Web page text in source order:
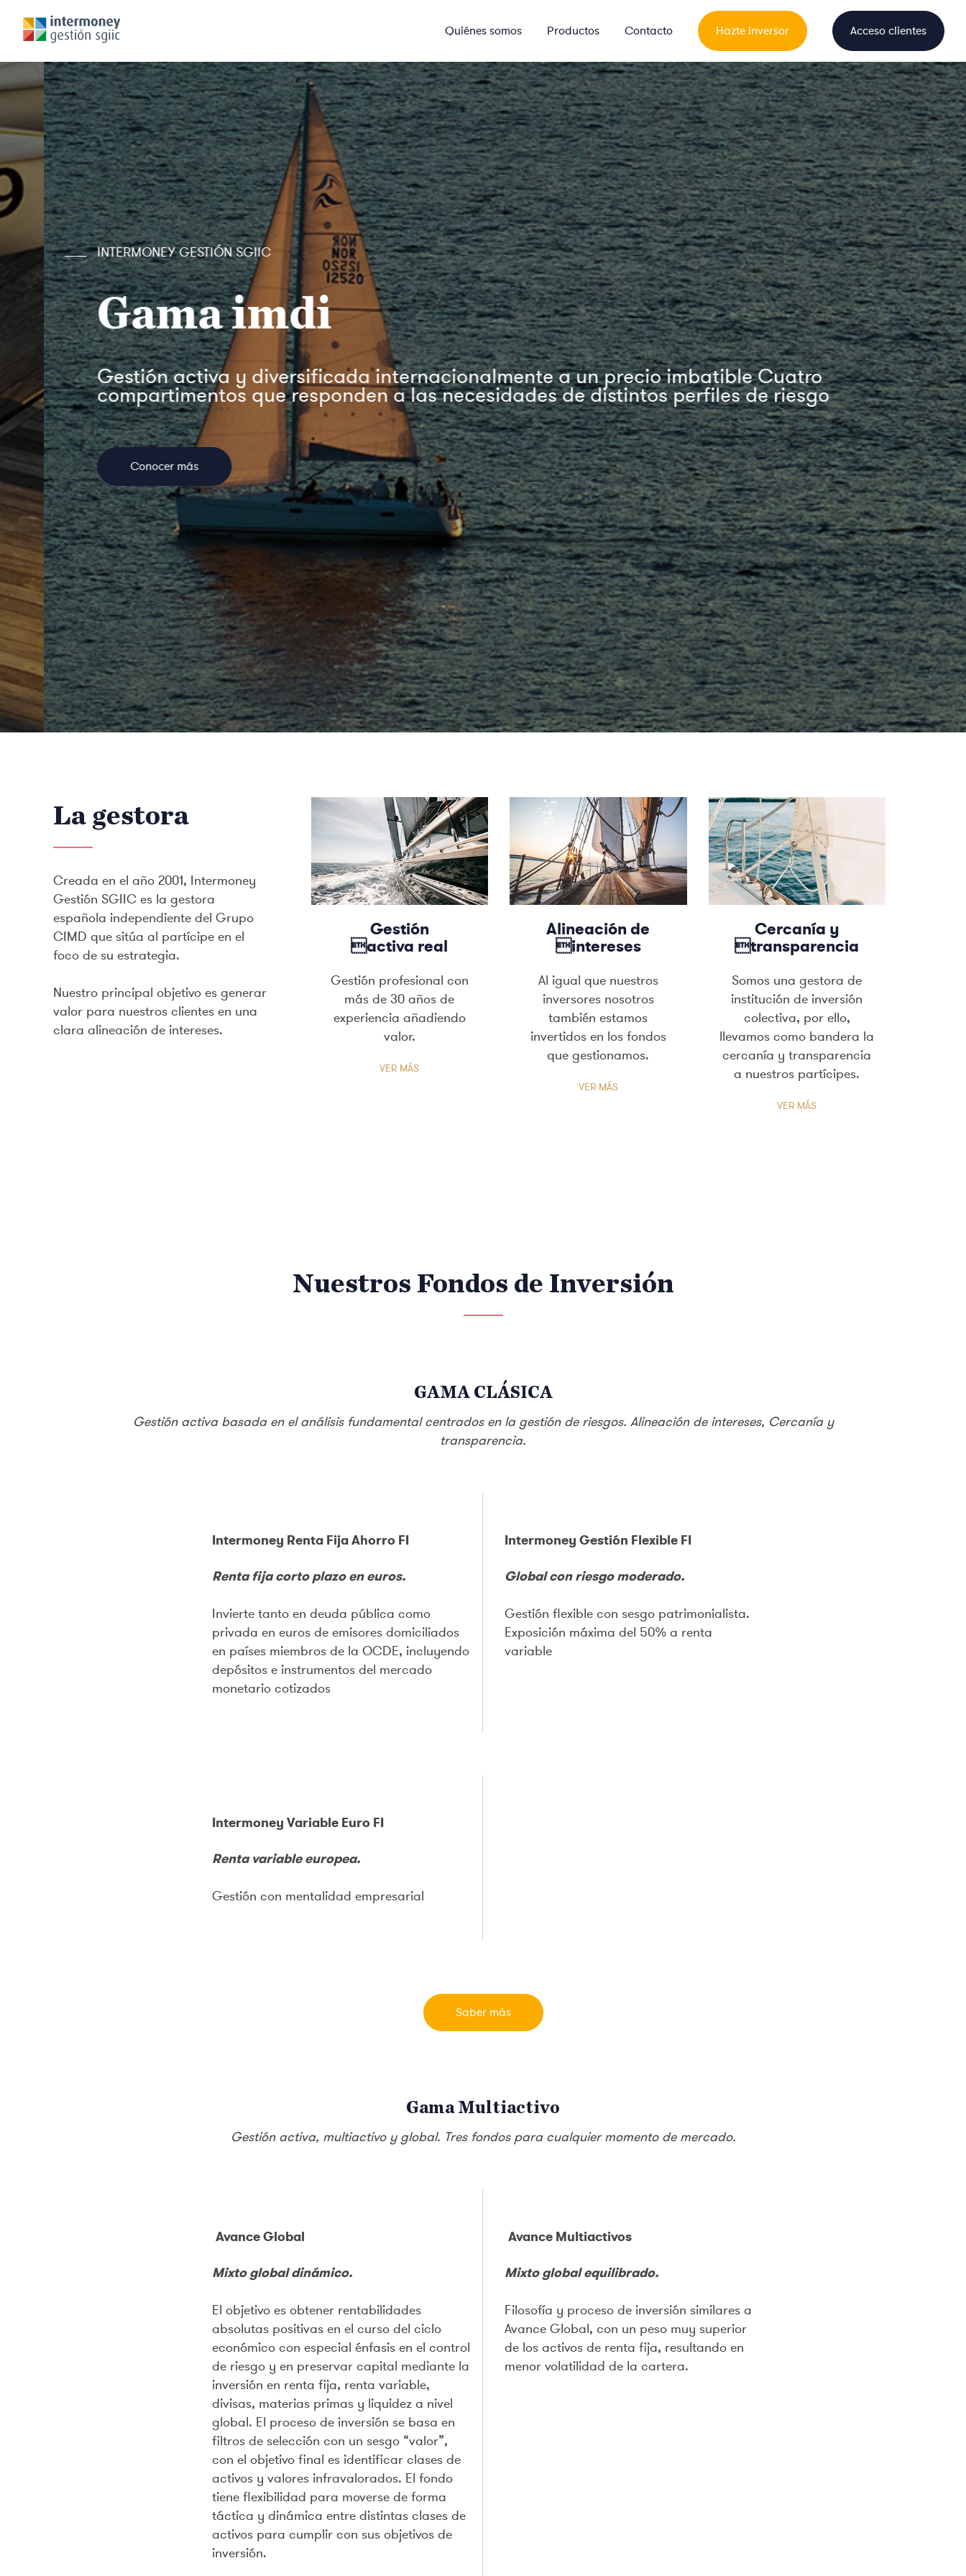
Quiénes somos Productos Contacto Hazte inversor Acceso clientes
INTERMONEY GESTIÓN SGIIC
Gama imdi
Gestión activa y diversificada internacionalmente a un precio imbatible Cuatro
compartimentos que responden a las necesidades de distintos perfiles de riesgo
Conocer más
La gestora
Creada en el año 2001, Intermoney
Gestión SGIIC es la gestora
española independiente del Grupo
CIMD que sitúa al partícipe en el
foco de su estrategia.
Nuestro principal objetivo es generar
valor para nuestros clientes en una
clara alineación de intereses.
Gestión
activa real
Gestión profesional con
más de 30 años de
experiencia añadiendo
valor.
VER MÁS
Alineación de
intereses
Al igual que nuestros
inversores nosotros
también estamos
invertidos en los fondos
que gestionamos.
VER MÁS
Cercanía y
transparencia
Somos una gestora de
institución de inversión
colectiva, por ello,
llevamos como bandera la
cercanía y transparencia
a nuestros partícipes.
VER MÁS
Nuestros Fondos de Inversión
GAMA CLÁSICA
Gestión activa basada en el análisis fundamental centrados en la gestión de riesgos. Alineación de intereses, Cercanía y
transparencia.
Intermoney Renta Fija Ahorro FI
Renta fija corto plazo en euros.
Invierte tanto en deuda pública como
privada en euros de emisores domiciliados
en países miembros de la OCDE, incluyendo
depósitos e instrumentos del mercado
monetario cotizados
Intermoney Gestión Flexible FI
Global con riesgo moderado.
Gestión flexible con sesgo patrimonialista.
Exposición máxima del 50% a renta
variable
Intermoney Variable Euro FI
Renta variable europea.
Gestión con mentalidad empresarial
Saber más
Gama Multiactivo
Gestión activa, multiactivo y global. Tres fondos para cualquier momento de mercado.
Avance Global
Mixto global dinámico.
El objetivo es obtener rentabilidades
absolutas positivas en el curso del ciclo
económico con especial énfasis en el control
de riesgo y en preservar capital mediante la
inversión en renta fija, renta variable,
divisas, materias primas y liquidez a nivel
global. El proceso de inversión se basa en
filtros de selección con un sesgo “valor”,
con el objetivo final es identificar clases de
activos y valores infravalorados. El fondo
tiene flexibilidad para moverse de forma
táctica y dinámica entre distintas clases de
activos para cumplir con sus objetivos de
inversión.
Avance Multiactivos
Mixto global equilibrado.
Filosofía y proceso de inversión similares a
Avance Global, con un peso muy superior
de los activos de renta fija, resultando en
menor volatilidad de la cartera.